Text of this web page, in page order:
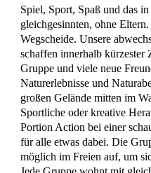
Spiel, Sport, Spaß und das
gleichgesinnten, ohne
Wegscheide. Unsere
schaffen innerhalb
Gruppe und viele neue
Naturerlebnisse und
großen Gelände mitten im
Sportliche oder kreative
Portion Action bei einer
für alle etwas dabei. Die
möglich im Freien auf, um